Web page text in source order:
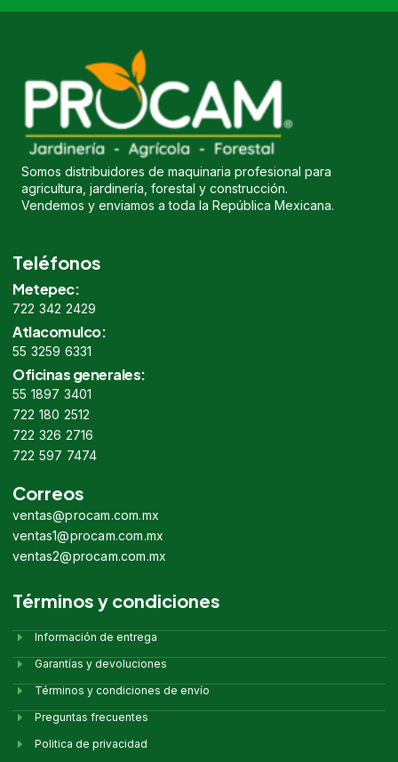
Somos distribuidores de maquinaria profesional para
agricultura, jardinería, forestal y construcción.
Vendemos y enviamos a toda la República Mexicana.
Teléfonos
Metepec:
722 342 2429
Atlacomulco:
55 3259 6331
Oficinas generales:
55 1897 3401
722 180 2512
722 326 2716
722 597 7474
Correos
ventas@procam.com.mx
ventas1@procam.com.mx
ventas2@procam.com.mx
Términos y condiciones
Información de entrega
Garantías y devoluciones
Términos y condiciones de envío
Preguntas frecuentes
Politica de privacidad